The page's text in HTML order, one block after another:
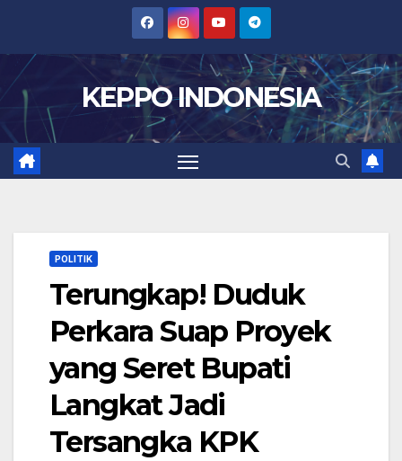
content
KEPPO INDONESIA
POLITIK
Terungkap! Duduk
Perkara Suap Proyek
yang Seret Bupati
Langkat Jadi
Tersangka KPK